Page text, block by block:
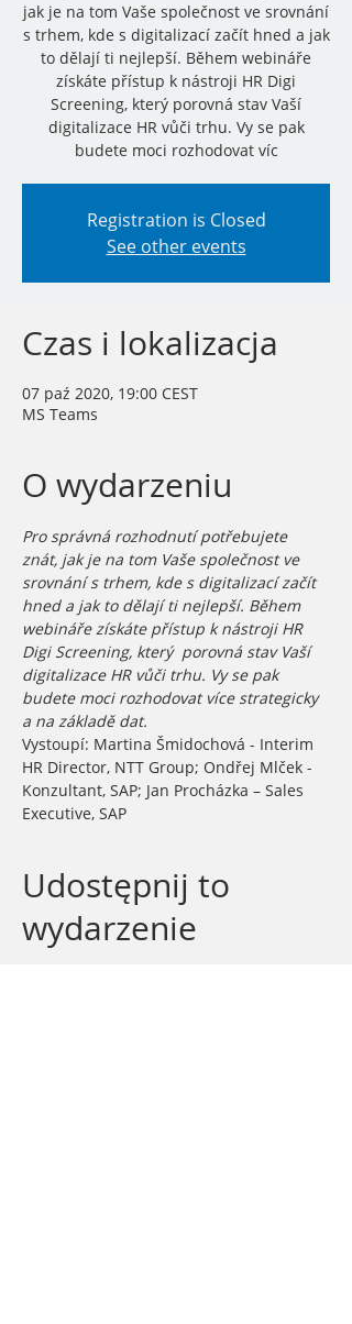
jak je na tom Vaše společnost ve srovnání
s trhem, kde s digitalizací začít hned a jak
to dělají ti nejlepší. Během webináře
získáte přístup k nástroji HR Digi
Screening, který porovná stav Vaší
digitalizace HR vůči trhu. Vy se pak
budete moci rozhodovat víc
Registration is Closed
See other events
Czas i lokalizacja
07 paź 2020, 19:00 CEST
MS Teams
O wydarzeniu
Pro správná rozhodnutí potřebujete
znát, jak je na tom Vaše společnost ve
srovnání s trhem, kde s digitalizací začít
hned a jak to dělají ti nejlepší. Během
webináře získáte přístup k nástroji HR
Digi Screening, který  porovná stav Vaší
digitalizace HR vůči trhu. Vy se pak
budete moci rozhodovat více strategicky
a na základě dat.
Vystoupí: Martina Šmidochová - Interim
HR Director, NTT Group; Ondřej Mlček -
Konzultant, SAP; Jan Procházka – Sales
Executive, SAP
Udostępnij to
wydarzenie